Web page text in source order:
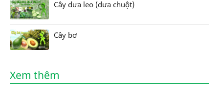
Cây dưa leo (dưa chuột)
Cây bơ
Xem thêm